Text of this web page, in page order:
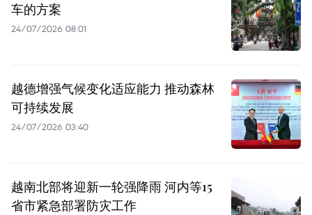
车的方案
24/07/2026 08:01
越德增强气候变化适应能力 推动森林
可持续发展
24/07/2026 03:40
越南北部将迎新一轮强降雨 河内等15
省市紧急部署防灾工作